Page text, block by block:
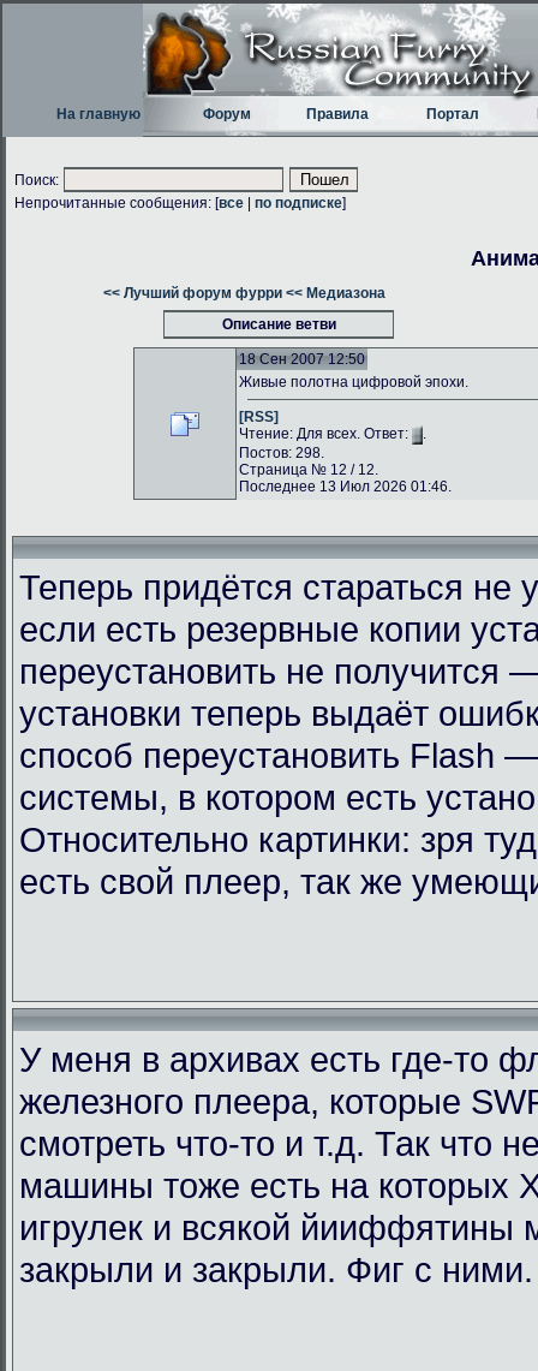
На главную Форум Правила Портал
Поиск:
Непрочитанные сообщения: [все по подписке]
<< Лучший форум фурри << Медиазона
Описание ветви
18 Сен 2007 12:50
Живые полотна цифровой эпохи.
[RSS]
Чтение: Для всех. Ответ:
.
Постов: 298.
Страница № 12 / 12.
Последнее 13 Июл 2026 01:46.
Теперь придётся стараться
если есть резервные копии
переустановить не получится
установки теперь выдаёт
способ переустановить Flash
системы, в котором есть
Относительно картинки: зря
есть свой плеер, так же
У меня в архивах есть где-то
железного плеера, которые
смотреть что-то и т.д. Так что
машины тоже есть на которых
игрулек и всякой
закрыли и закрыли. Фиг с ними.